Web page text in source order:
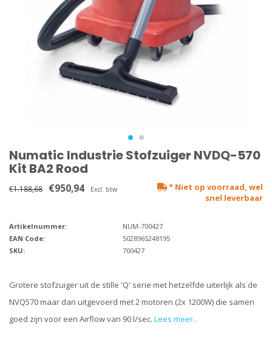
Numatic Industrie Stofzuiger NVDQ-570
Kit BA2 Rood
€1.188,68 €950,94 Excl. btw
* Niet op voorraad, wel
snel leverbaar
Artikelnummer:
NUM-700427
EAN Code:
5028965248195
SKU:
700427
Grotere stofzuiger uit de stille 'Q' serie met hetzelfde uiterlijk als de
NVQ570 maar dan uitgevoerd met 2 motoren (2x 1200W) die samen
goed zijn voor een Airflow van 90 l/sec. Lees meer..